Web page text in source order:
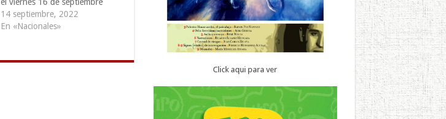
14 septiembre, 2022
En «Nacionales»
Click aqui para ver